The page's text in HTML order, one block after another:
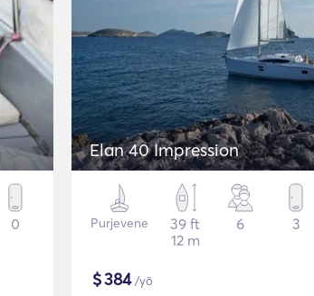
0
Elan 40 Impression
Purjevene
39 ft
12 m
6 3
$384/yö